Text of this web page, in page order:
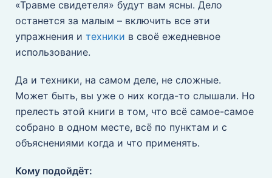
«Травме свидетеля» будут вам ясны. Дело
останется за малым – включить все эти
упражнения и техники в своё ежедневное
использование.
Да и техники, на самом деле, не сложные.
Может быть, вы уже о них когда-то слышали. Но
прелесть этой книги в том, что всё самое-самое
собрано в одном месте, всё по пунктам и с
объяснениями когда и что применять.
Кому подойдёт: